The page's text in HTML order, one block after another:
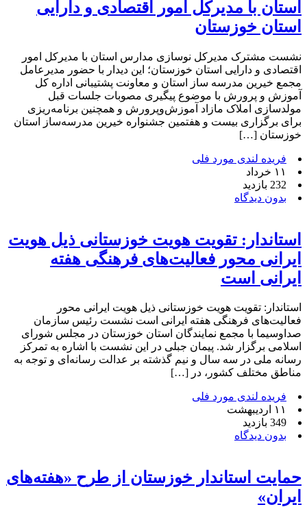
استان با مدیرکل امور اقتصادی و دارایی
استان خوزستان
نشست مشترک مدیرکل نوسازی مدارس استان با مدیرکل امور
اقتصادی و دارایی استان خوزستان؛ این دیدار با حضور مدیرعامل
مجمع خیرین مدرسه ساز استان و معاونت پشتیبانی اداره کل
آموزش و پرورش با موضوع پیگیری مصوبات جلسات قبل
مولدسازی املاک مازاد آموزش‌وپرورش و همچنین برنامه‌ریزی
برای برگزاری بیست‌ و هفتمین جشنواره خیرین مدرسه‌ساز استان
خوزستان […]
فریده لندی مورد فلی
۱۱ خرداد
232 بازدید
بدون دیدگاه
استاندار: تقویت هویت خوزستانی ذیل هویت
ایرانی محور فعالیت‌های فرهنگی هفته
ایرانی است
استاندار: تقویت هویت خوزستانی ذیل هویت ایرانی محور
فعالیت‌های فرهنگی هفته ایرانی است نشست رئیس سازمان
صداوسیما با مجمع نمایندگان استان خوزستان در مجلس شورای
اسلامی برگزار شد. پیمان جبلی در این نشست با اشاره به تمرکز
رسانه ملی در سه سال و نیم گذشته بر عدالت رسانه‌ای و توجه به
مناطق مختلف کشور، در […]
فریده لندی مورد فلی
۱۱ اردیبهشت
349 بازدید
بدون دیدگاه
حمایت استاندار خوزستان از طرح «هفته‌های
ایران»